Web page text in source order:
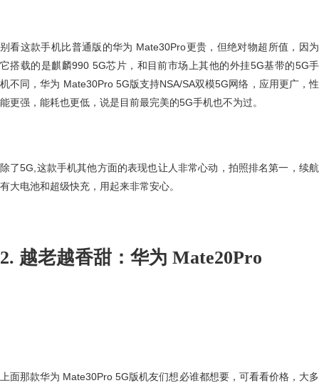
别看这款手机比普通版的华为 Mate30Pro更贵，但绝对物超所值，因为
它搭载的是麒麟990 5G芯片，和目前市场上其他的外挂5G基带的5G手
机不同，华为 Mate30Pro 5G版支持NSA/SA双模5G网络，应用更广，性
能更强，能耗也更低，说是目前最完美的5G手机也不为过。
除了5G,这款手机其他方面的表现也让人非常心动，拍照排名第一，续航
有大电池和超级快充，用起来非常安心。
2. 越老越香甜：华为 Mate20Pro
上面那款华为 Mate30Pro 5G版机友们想必谁都想要，可看看价格，大多